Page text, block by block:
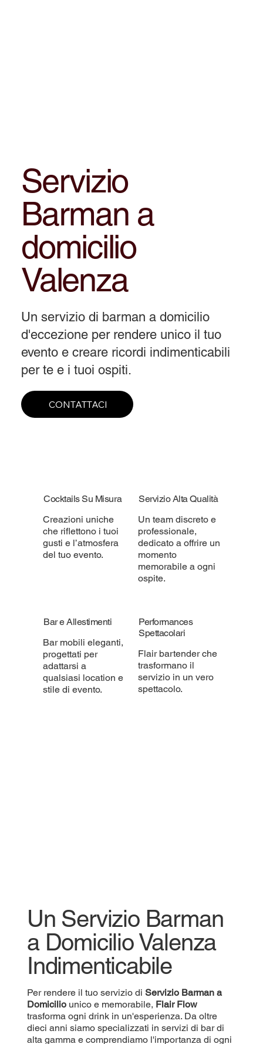
Servizio
Barman a
domicilio
Valenza
Un servizio di barman a domicilio
d'eccezione per rendere unico il tuo
evento e creare ricordi indimenticabili
per te e i tuoi ospiti.
CONTATTACI
Cocktails Su Misura
Creazioni uniche
che riflettono i tuoi
gusti e l’atmosfera
del tuo evento.
Servizio Alta Qualità
Un team discreto e
professionale,
dedicato a offrire un
momento
memorabile a ogni
ospite.
Bar e Allestimenti
Bar mobili eleganti,
progettati per
adattarsi a
qualsiasi location e
stile di evento.
Performances
Spettacolari
Flair bartender che
trasformano il
servizio in un vero
spettacolo.
Un Servizio Barman
a Domicilio Valenza
Indimenticabile
Per rendere il tuo servizio di Servizio Barman a
Domicilio unico e memorabile, Flair Flow
trasforma ogni drink in un'esperienza. Da oltre
dieci anni siamo specializzati in servizi di bar di
alta gamma e comprendiamo l'importanza di ogni